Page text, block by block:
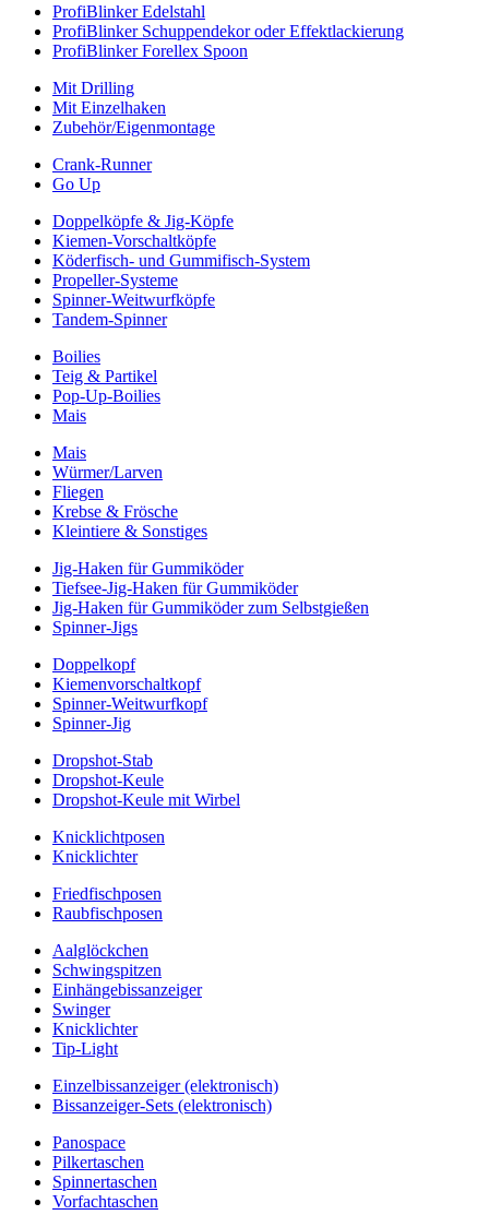
ProfiBlinker Edelstahl
ProfiBlinker Schuppendekor oder Effektlackierung
ProfiBlinker Forellex Spoon
Mit Drilling
Mit Einzelhaken
Zubehör/Eigenmontage
Crank-Runner
Go Up
Doppelköpfe & Jig-Köpfe
Kiemen-Vorschaltköpfe
Köderfisch- und Gummifisch-System
Propeller-Systeme
Spinner-Weitwurfköpfe
Tandem-Spinner
Boilies
Teig & Partikel
Pop-Up-Boilies
Mais
Mais
Würmer/Larven
Fliegen
Krebse & Frösche
Kleintiere & Sonstiges
Jig-Haken für Gummiköder
Tiefsee-Jig-Haken für Gummiköder
Jig-Haken für Gummiköder zum Selbstgießen
Spinner-Jigs
Doppelkopf
Kiemenvorschaltkopf
Spinner-Weitwurfkopf
Spinner-Jig
Dropshot-Stab
Dropshot-Keule
Dropshot-Keule mit Wirbel
Knicklichtposen
Knicklichter
Friedfischposen
Raubfischposen
Aalglöckchen
Schwingspitzen
Einhängebissanzeiger
Swinger
Knicklichter
Tip-Light
Einzelbissanzeiger (elektronisch)
Bissanzeiger-Sets (elektronisch)
Panospace
Pilkertaschen
Spinnertaschen
Vorfachtaschen